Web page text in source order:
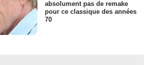
absolument pas de remake
pour ce classique des années
70